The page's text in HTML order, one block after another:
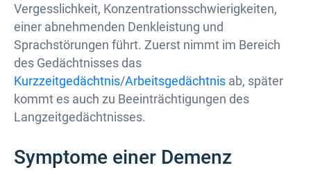
Vergesslichkeit, Konzentrationsschwierigkeiten,
einer abnehmenden Denkleistung und
Sprachstörungen führt. Zuerst nimmt im Bereich
des Gedächtnisses das
Kurzzeitgedächtnis/Arbeitsgedächtnis ab, später
kommt es auch zu Beeinträchtigungen des
Langzeitgedächtnisses.
Symptome einer Demenz